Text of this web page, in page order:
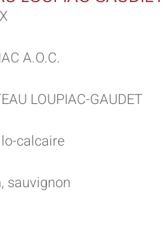
A.O.C.
LOUPIAC-GAUDET
calcaire
sauvignon